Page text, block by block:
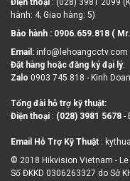
hành: 4; Giao hàng: 5)
Đặt hàng hoặc đăng ký đại lý:
Zalo 0903 745 818 - Kinh
Điện thoại:(028) 3981 5678
Số ĐKKD 0306263327 do Sở